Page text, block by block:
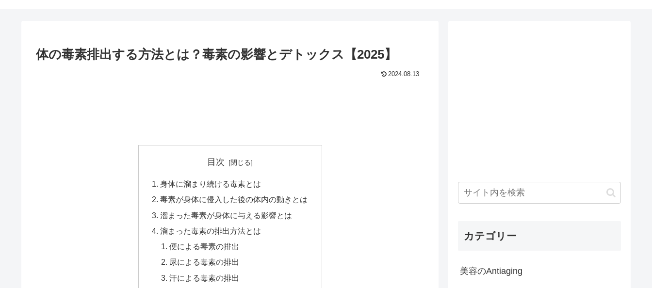
体の毒素排出する方法とは？毒素の影響とデトックス【2025】
2024.08.13
目次
身体に溜まり続ける毒素とは
毒素が身体に侵入した後の体内の動きとは
溜まった毒素が身体に与える影響とは
溜まった毒素の排出方法とは
便による毒素の排出
尿による毒素の排出
汗による毒素の排出
カテゴリー
美容のAntiaging